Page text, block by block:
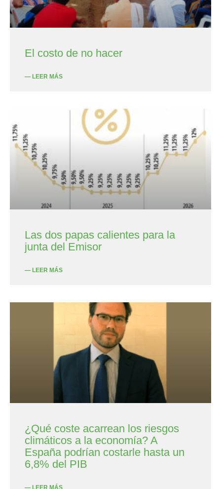
El costo de no hacer
— LEER MÁS
Las dos papas calientes para la
junta del Emisor
— LEER MÁS
¿Qué coste acarrean los riesgos
climáticos a la economía? A
España podrían costarle hasta un
6,8% del PIB
— LEER MÁS